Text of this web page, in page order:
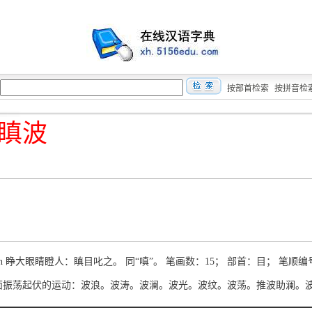
按部首检索 按拼音检
波
睁大眼睛瞪人：瞋目叱之。 同“嗔”。 笔画数：15； 部首：目； 笔顺编
振荡起伏的运动：波浪。波涛。波澜。波光。波纹。波荡。推波助澜。